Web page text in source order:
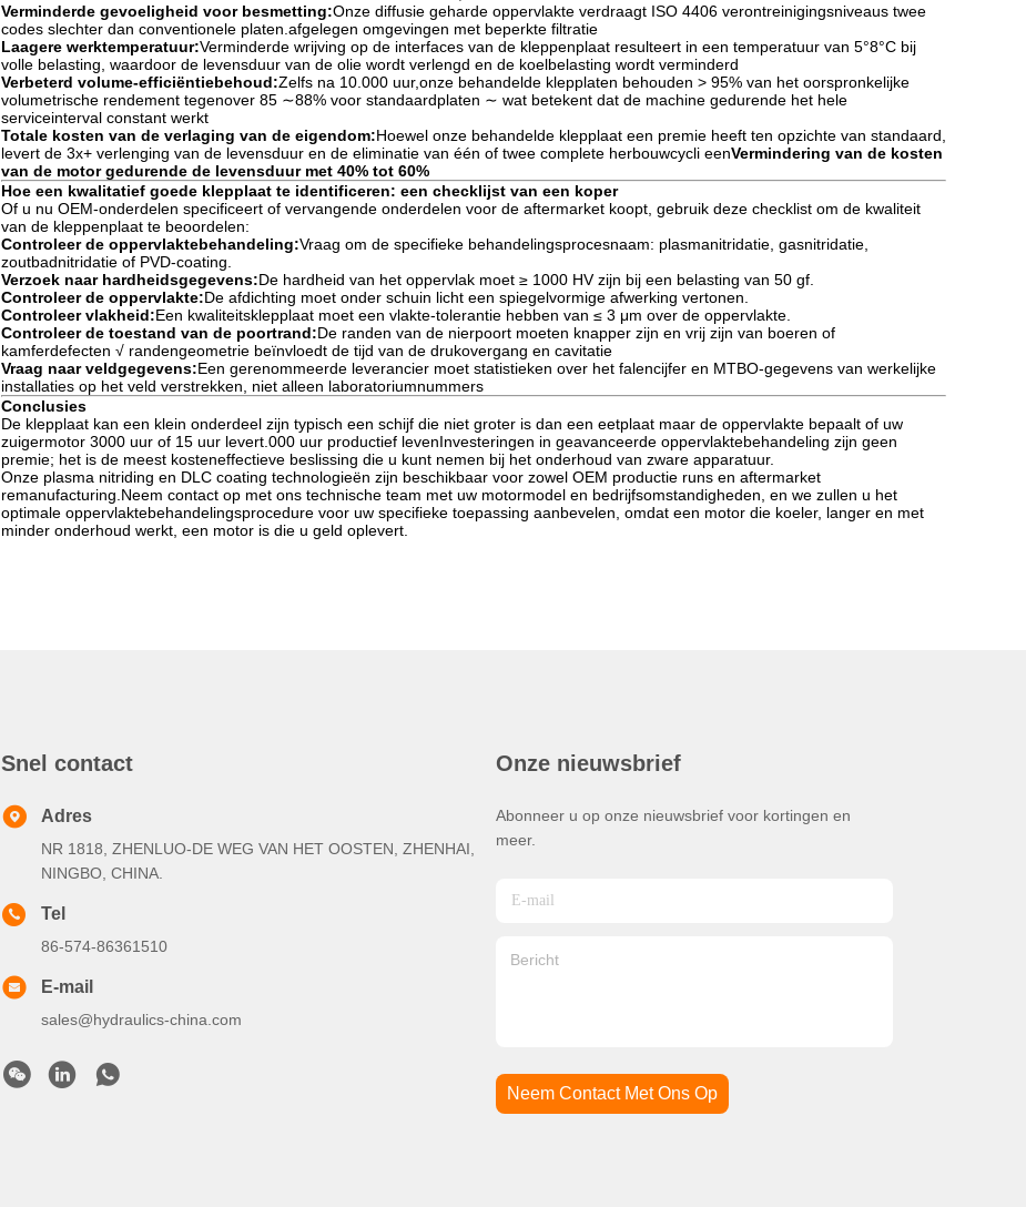
Verminderde gevoeligheid voor besmetting:Onze diffusie geharde oppervlakte verdraagt ISO 4406 verontreinigingsniveaus twee
codes slechter dan conventionele platen.afgelegen omgevingen met beperkte filtratie
Laagere werktemperatuur:Verminderde wrijving op de interfaces van de kleppenplaat resulteert in een temperatuur van 5°8°C bij
volle belasting, waardoor de levensduur van de olie wordt verlengd en de koelbelasting wordt verminderd
Verbeterd volume-efficiëntiebehoud:Zelfs na 10.000 uur,onze behandelde klepplaten behouden > 95% van het oorspronkelijke
volumetrische rendement tegenover 85 ∼88% voor standaardplaten ∼ wat betekent dat de machine gedurende het hele
serviceinterval constant werkt
Totale kosten van de verlaging van de eigendom:Hoewel onze behandelde klepplaat een premie heeft ten opzichte van standaard,
levert de 3x+ verlenging van de levensduur en de eliminatie van één of twee complete herbouwcycli eenVermindering van de kosten
van de motor gedurende de levensduur met 40% tot 60%
Hoe een kwalitatief goede klepplaat te identificeren: een checklijst van een koper
Of u nu OEM-onderdelen specificeert of vervangende onderdelen voor de aftermarket koopt, gebruik deze checklist om de kwaliteit
van de kleppenplaat te beoordelen:
Controleer de oppervlaktebehandeling:Vraag om de specifieke behandelingsprocesnaam: plasmanitridatie, gasnitridatie,
zoutbadnitridatie of PVD-coating.
Verzoek naar hardheidsgegevens:De hardheid van het oppervlak moet ≥ 1000 HV zijn bij een belasting van 50 gf.
Controleer de oppervlakte:De afdichting moet onder schuin licht een spiegelvormige afwerking vertonen.
Controleer vlakheid:Een kwaliteitsklepplaat moet een vlakte-tolerantie hebben van ≤ 3 μm over de oppervlakte.
Controleer de toestand van de poortrand:De randen van de nierpoort moeten knapper zijn en vrij zijn van boeren of
kamferdefecten √ randengeometrie beïnvloedt de tijd van de drukovergang en cavitatie
Vraag naar veldgegevens:Een gerenommeerde leverancier moet statistieken over het falencijfer en MTBO-gegevens van werkelijke
installaties op het veld verstrekken, niet alleen laboratoriumnummers
Conclusies
De klepplaat kan een klein onderdeel zijn typisch een schijf die niet groter is dan een eetplaat maar de oppervlakte bepaalt of uw
zuigermotor 3000 uur of 15 uur levert.000 uur productief levenInvesteringen in geavanceerde oppervlaktebehandeling zijn geen
premie; het is de meest kosteneffectieve beslissing die u kunt nemen bij het onderhoud van zware apparatuur.
Onze plasma nitriding en DLC coating technologieën zijn beschikbaar voor zowel OEM productie runs en aftermarket
remanufacturing.Neem contact op met ons technische team met uw motormodel en bedrijfsomstandigheden, en we zullen u het
optimale oppervlaktebehandelingsprocedure voor uw specifieke toepassing aanbevelen, omdat een motor die koeler, langer en met
minder onderhoud werkt, een motor is die u geld oplevert.
Snel contact
Adres
NR 1818, ZHENLUO-DE WEG VAN HET OOSTEN, ZHENHAI,
NINGBO, CHINA.
Tel
86-574-86361510
E-mail
sales@hydraulics-china.com
Onze nieuwsbrief
Abonneer u op onze nieuwsbrief voor kortingen en
meer.
Neem Contact Met Ons Op